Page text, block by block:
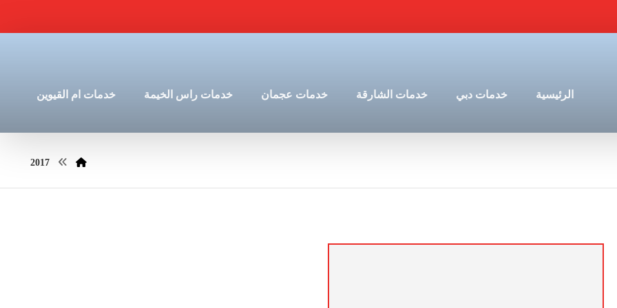
الرئيسية خدمات دبي خدمات الشارقة خدمات عجمان خدمات راس الخيمة خدمات ام القيوين
2017